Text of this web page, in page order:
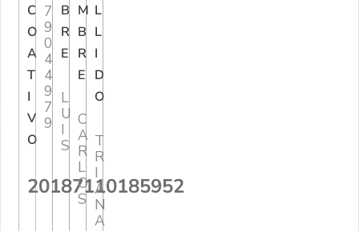
C
O
A
T
I
V
O
20187110185952
7
9
0
4
4
9
7
9
B
R
E
L
U
I
S
M
B
R
E
C
A
R
L
O
S
L
L
I
D
O
T
R
I
A
N
A